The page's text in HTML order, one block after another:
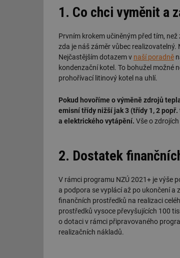
1. Co chci vyměnit a
Prvním krokem učiněným před tím,
zda je náš záměr vůbec realizovatelný.
Nejčastějším dotazem v naší poradně
kondenzační kotel. To bohužel možné
prohořívací litinový kotel na uhlí.
Pokud hovoříme o výměně zdrojů
emisní třídy nižší jak 3 (třídy 1, 2
a elektrického vytápění. Vše o
2. Dostatek
V rámci programu NZÚ 2021+ je výše
a podpora se vyplácí až po ukončení a
finančních prostředků na realizaci
prostředků vysoce převyšujících 100
o dotaci v rámci připravovaného
realizačních nákladů.